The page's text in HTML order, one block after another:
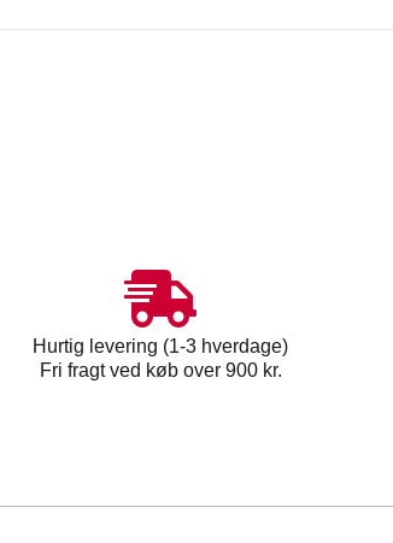
Hurtig levering (1-3 hverdage)
Fri fragt ved køb over 900 kr.